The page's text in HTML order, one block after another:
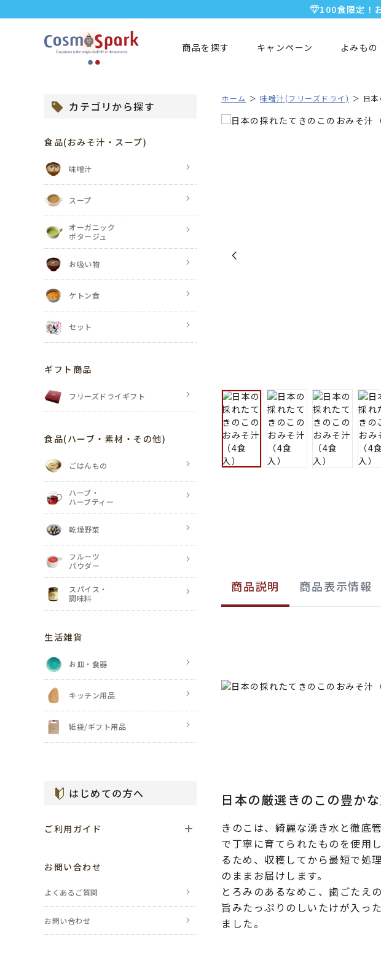
100食限定！
新規会員登録で今
商品を探す キャンペーン よみもの
ホーム 味噌汁(フリーズドライ) 日
商品説明 商品表示情報
日本の厳選きのこの豊か
きのこは、綺麗な湧き水と徹底
で丁寧に育てられたものを使用
るため、収穫してから最短で処
のままお届けします。
とろみのあるなめこ、歯ごたえ
旨みたっぷりのしいたけが入っ
ました。
カテゴリから探す
食品(おみそ汁・スープ)
味噌汁
スープ
オーガニック
ポタージュ
お吸い物
ケトン食
セット
ギフト商品
フリーズドライギフト
食品(ハーブ・素材・その他)
ごはんもの
ハーブ・
ハーブティー
乾燥野菜
フルーツ
パウダー
スパイス・
調味料
生活雑貨
お皿・食器
キッチン用品
紙袋/ギフト用品
はじめての方へ
ご利用ガイド
お問い合わせ
よくあるご質問
お問い合わせ